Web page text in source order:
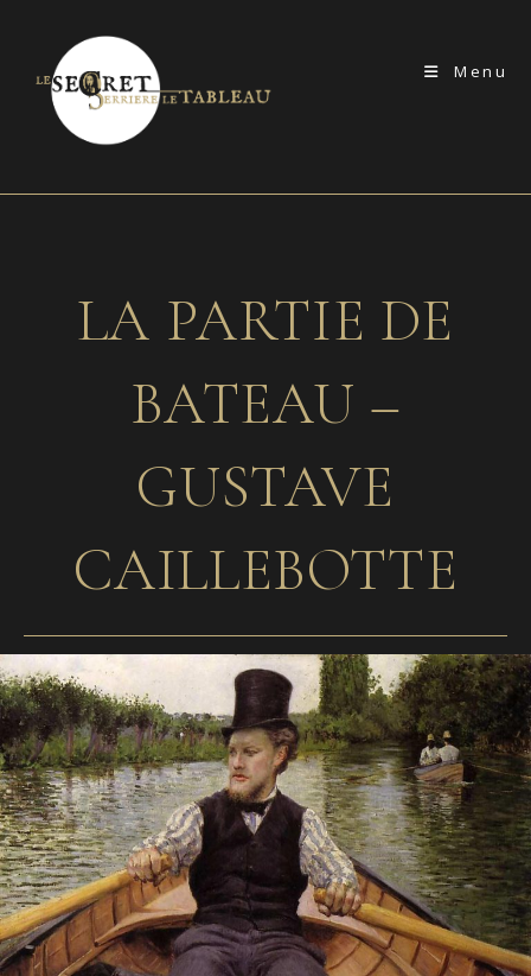
content
Menu
LA PARTIE DE
BATEAU –
GUSTAVE
CAILLEBOTTE